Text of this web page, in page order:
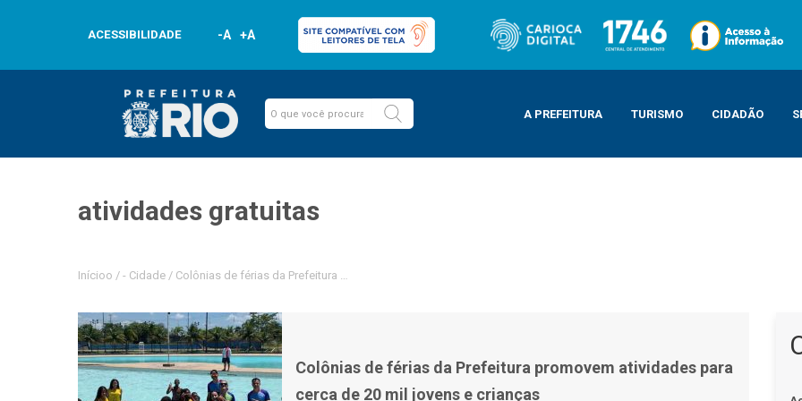
ACESSIBILIDADE -A +A
A PREFEITURA TURISMO CIDADÃO
atividades gratuitas
Inícioo / - Cidade / Colônias de férias da Prefeitura promovem atividades para cerca de 20 mil jovens e crianças
Colônias de férias da Prefeitura promovem atividades para
cerca de 20 mil jovens e crianças